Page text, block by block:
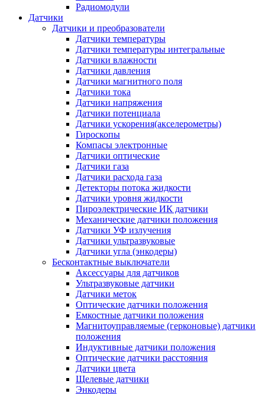
Радиомодули
Датчики
Датчики и преобразователи
Датчики температуры
Датчики температуры интегральные
Датчики влажности
Датчики давления
Датчики магнитного поля
Датчики тока
Датчики напряжения
Датчики потенциала
Датчики ускорения(акселерометры)
Гироскопы
Компасы электронные
Датчики оптические
Датчики газа
Датчики расхода газа
Детекторы потока жидкости
Датчики уровня жидкости
Пироэлектрические ИК датчики
Механические датчики положения
Датчики УФ излучения
Датчики ультразвуковые
Датчики угла (энкодеры)
Бесконтактные выключатели
Аксессуары для датчиков
Ультразвуковые датчики
Датчики меток
Оптические датчики положения
Емкостные датчики положения
Магнитоуправляемые (герконовые) датчики
положения
Индуктивные датчики положения
Оптические датчики расстояния
Датчики цвета
Щелевые датчики
Энкодеры